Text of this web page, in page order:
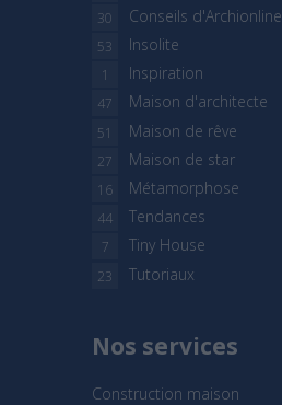
Conseils d'Archionline
30
Insolite
53
Inspiration
1
Maison d'architecte
47
Maison de rêve
51
Maison de star
27
Métamorphose
16
Tendances
44
Tiny House
7
Tutoriaux
23
Nos services
Construction maison